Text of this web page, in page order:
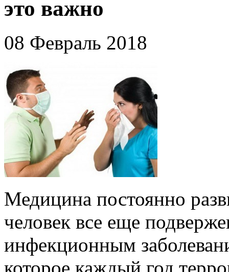
это важно
08 Февраль 2018
Медицина постоянно
человек все еще
инфекционным
которое каждый год